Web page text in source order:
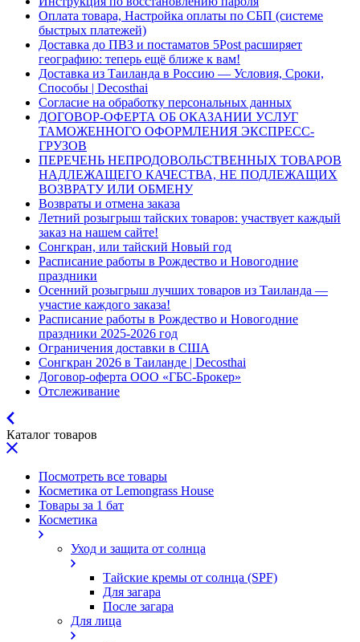
Оплата товара, Настройка оплаты по СБП (системе
быстрых платежей)
Доставка до ПВЗ и постаматов 5Post расширяет
географию: теперь ещё ближе к вам!
Доставка из Таиланда в Россию — Условия, Сроки,
Способы | Decosthai
Согласие на обработку персональных данных
ДОГОВОР-ОФЕРТА ОБ ОКАЗАНИИ УСЛУГ
ТАМОЖЕННОГО ОФОРМЛЕНИЯ ЭКСПРЕСС-
ГРУЗОВ
ПЕРЕЧЕНЬ НЕПРОДОВОЛЬСТВЕННЫХ ТОВАРОВ
НАДЛЕЖАЩЕГО КАЧЕСТВА, НЕ ПОДЛЕЖАЩИХ
ВОЗВРАТУ ИЛИ ОБМЕНУ
Возвраты и отмена заказа
Летний розыгрыш тайских товаров: участвует каждый
заказ на нашем сайте!
Сонгкран, или тайский Новый год
Расписание работы в Рождество и Новогодние
праздники
Осенний розыгрыш лучших товаров из Таиланда —
участие каждого заказа!
Расписание работы в Рождество и Новогодние
праздники 2025-2026 год
Ограничения доставки в США
Сонгкран 2026 в Таиланде | Decosthai
Договор-оферта ООО «ГБС-Брокер»
Отслеживание
Каталог товаров
Посмотреть все товары
Косметика от Lemongrass House
Товары за 1 бат
Косметика
Уход и защита от солнца
Тайские кремы от солнца (SPF)
Для загара
После загара
Для лица